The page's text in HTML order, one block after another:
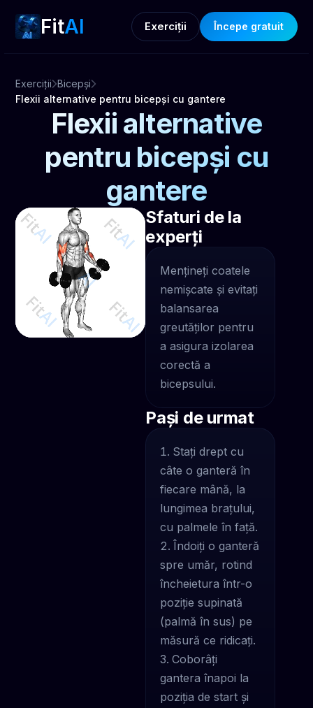
FitAI Exerciții Începe gratuit
Exerciții Bicepși
Flexii alternative pentru bicepși cu gantere
Flexii alternative
pentru bicepși cu
gantere
Sfaturi de la
experți
Mențineți coatele
nemișcate și evitați
balansarea
greutăților pentru
a asigura izolarea
corectă a
bicepsului.
Pași de urmat
Stați drept cu
câte o ganteră în
fiecare mână, la
lungimea brațului,
cu palmele în față.
Îndoiți o ganteră
spre umăr, rotind
încheietura într-o
poziție supinată
(palmă în sus) pe
măsură ce ridicați.
Coborâți
gantera înapoi la
poziția de start și